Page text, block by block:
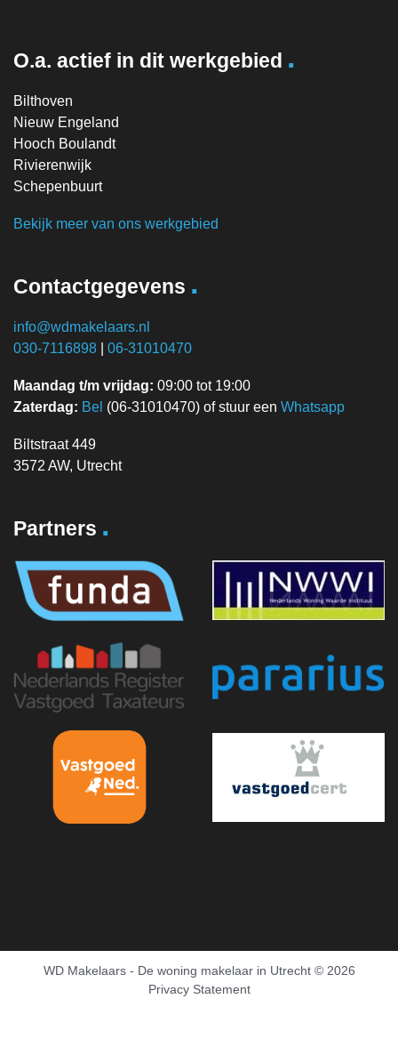
O.a. actief in dit werkgebied .
Bilthoven
Nieuw Engeland
Hooch Boulandt
Rivierenwijk
Schepenbuurt
Bekijk meer van ons werkgebied
Contactgegevens .
info@wdmakelaars.nl
030-7116898
06-31010470
Maandag t/m vrijdag: 09:00 tot 19:00
Zaterdag: Bel (06-31010470) of stuur een Whatsapp
Biltstraat 449
3572 AW, Utrecht
Partners .
WD Makelaars - De woning makelaar in Utrecht© 2026
Privacy Statement